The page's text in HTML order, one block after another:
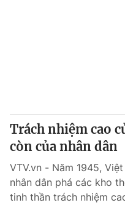
Trách nhiệm cao
còn của nhân dân
VTV.vn - Năm 1945,
nhân dân phá các kho
tinh thần trách nhiệm